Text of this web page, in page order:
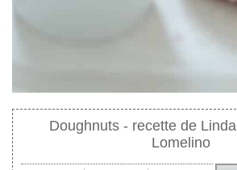
Doughnuts - recette de Linda
Lomelino